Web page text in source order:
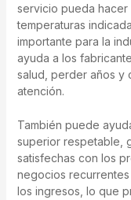
servicio pueda
temperaturas
importante para la
ayuda a los
salud, perder años y
atención.
También puede
superior respetable,
satisfechas con los
negocios
los ingresos, lo que